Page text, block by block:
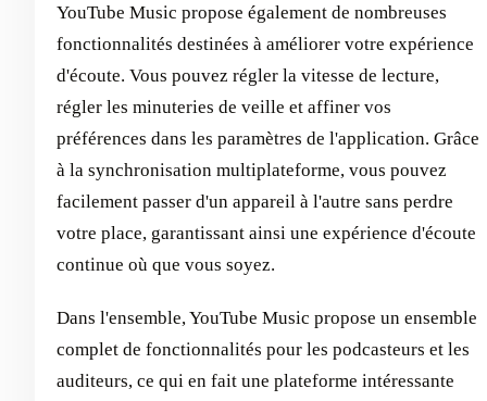
YouTube Music propose également de nombreuses
fonctionnalités destinées à améliorer votre expérience
d'écoute. Vous pouvez régler la vitesse de lecture,
régler les minuteries de veille et affiner vos
préférences dans les paramètres de l'application. Grâce
à la synchronisation multiplateforme, vous pouvez
facilement passer d'un appareil à l'autre sans perdre
votre place, garantissant ainsi une expérience d'écoute
continue où que vous soyez.
Dans l'ensemble, YouTube Music propose un ensemble
complet de fonctionnalités pour les podcasteurs et les
auditeurs, ce qui en fait une plateforme intéressante